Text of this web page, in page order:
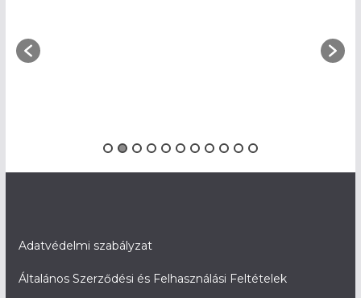
Adatvédelmi szabályzat
Általános Szerződési és Felhasználási Feltételek